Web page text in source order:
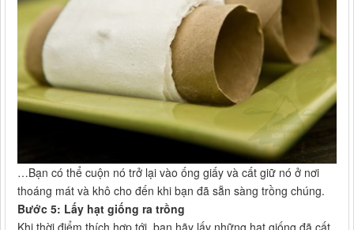
…Bạn có thể cuộn nó trở lại vào ống giấy và cất giữ nó ở nơi
thoáng mát và khô cho đến khi bạn đã sẵn sàng trồng chúng.
Bước 5: Lấy hạt giống ra trồng
Khi thời điểm thích hợp tới, bạn hãy lấy những hạt giống đã cất